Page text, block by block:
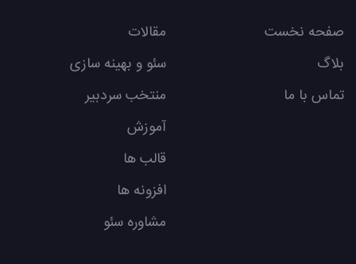
مقالات
سئو و بهینه سازی
منتخب سردبیر
آموزش
قالب ها
افزونه ها
مشاوره سئو
صفحه نخست
بلاگ
تماس با ما